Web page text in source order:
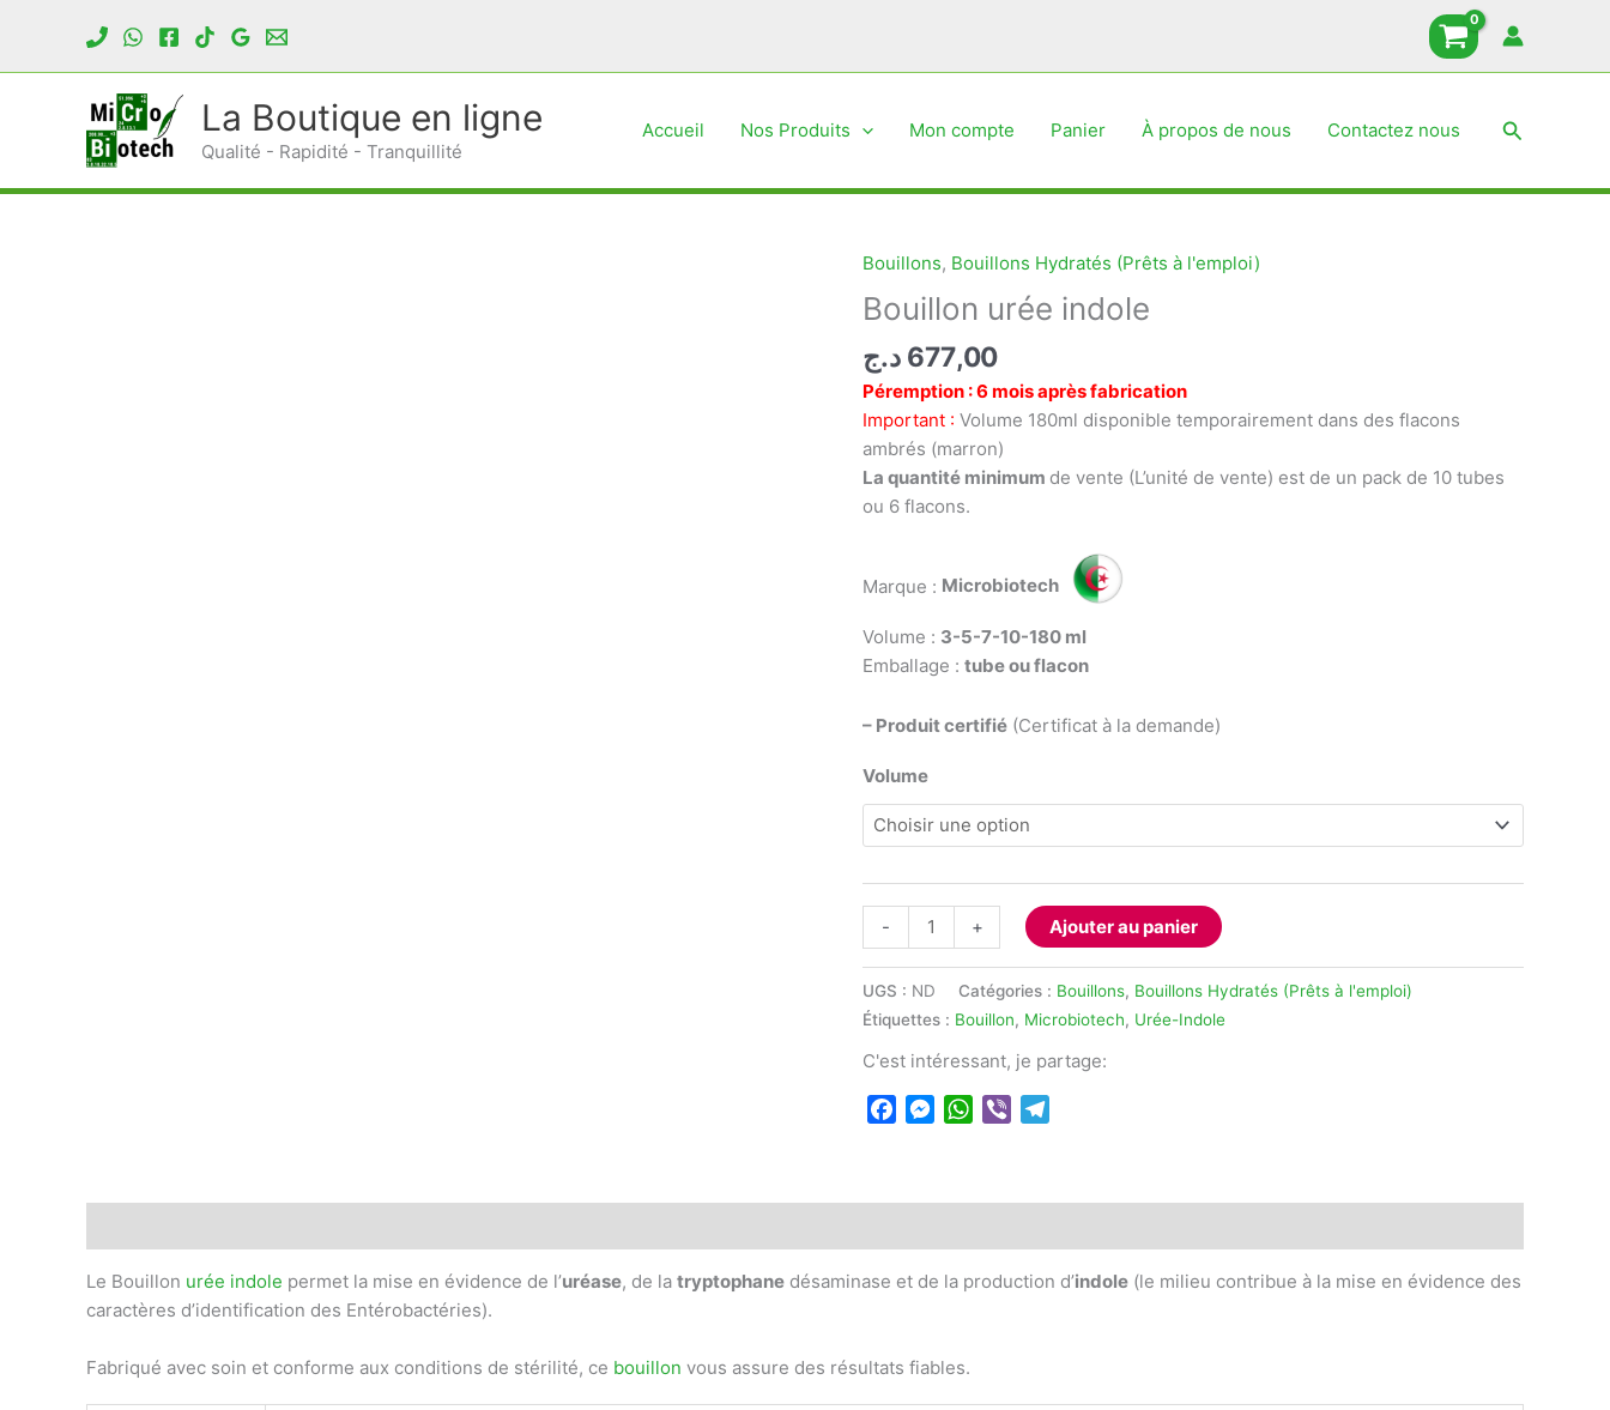
contenu
La Boutique en ligne
Qualité - Rapidité - Tranquillité
Accueil Nos Produits Mon compte Panier À propos de nous Contactez nous
Bouillons, Bouillons Hydratés (Prêts à l'emploi)
Bouillon urée indole
677,00 د.ج
Péremption : 6 mois après fabrication
Important : Volume 180ml disponible temporairement dans des flacons
ambrés (marron)
La quantité minimum de vente (L’unité de vente) est de un pack de 10 tubes
ou 6 flacons.
Marque : Microbiotech
Volume : 3-5-7-10-180 ml
Emballage : tube ou flacon
– Produit certifié (Certificat à la demande)
Volume
-
quantité
de
urée
indole
+ Ajouter au panier
UGS : ND Catégories : Bouillons, Bouillons Hydratés (Prêts à l'emploi)
Étiquettes : Bouillon, Microbiotech, Urée-Indole
C'est intéressant, je partage:
FacebookMessenger
WhatsApp
Viber
Le Bouillon urée indole permet la mise en évidence de l’uréase, de la tryptophane désaminase et de la production d’indole (le milieu contribue à la mise en évidence des
caractères d’identification des Entérobactéries).
Fabriqué avec soin et conforme aux conditions de stérilité, ce bouillon vous assure des résultats fiables.